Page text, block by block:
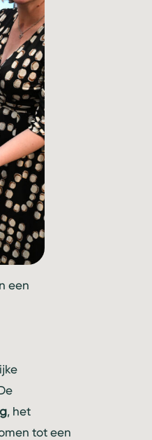
een
, het
tot een